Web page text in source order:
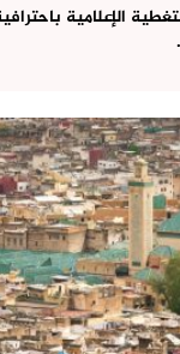
الإعلامية